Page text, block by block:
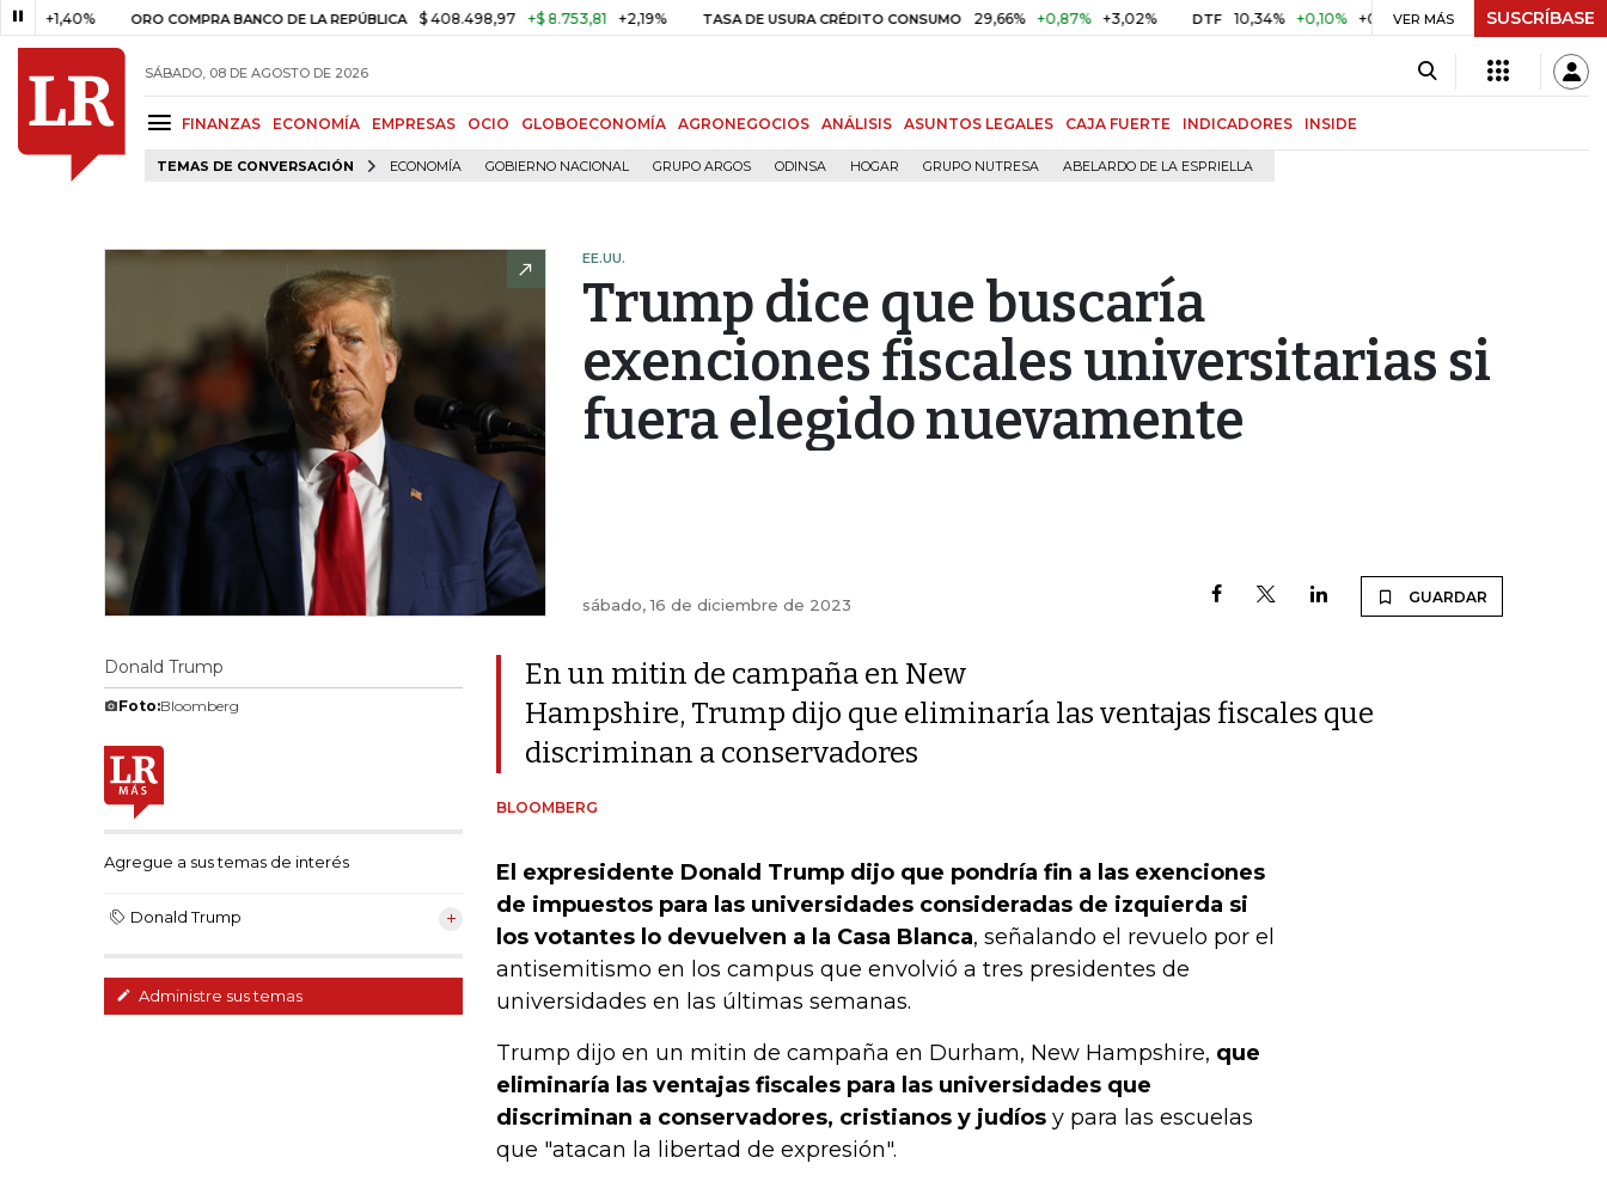
ORO COMPRA BANCO DE LA REPÚBLICA $ 408.498,97 +$ 8.753,81 +2,19% TASA DE USURA CRÉDITO CONSUMO 29,66% +0,87% +3,02% DTF 10,34% +0,10% +0,98% UVR $ 416,96 +$ 0,05
VER MÁS SUSCRÍBASE
SÁBADO, 08 DE AGOSTO DE 2026
FINANZAS ECONOMÍA EMPRESAS OCIO GLOBOECONOMÍA AGRONEGOCIOS ANÁLISIS ASUNTOS LEGALES CAJA FUERTE INDICADORES INSIDE
TEMAS DE CONVERSACIÓN ECONOMÍA GOBIERNO NACIONAL GRUPO ARGOS ODINSA HOGAR GRUPO NUTRESA ABELARDO DE LA ESPRIELLA
EE.UU.
Trump dice que buscaría
exenciones fiscales universitarias si
fuera elegido nuevamente
sábado, 16 de diciembre de 2023 GUARDAR
Donald Trump
Foto:Bloomberg
Agregue a sus temas de interés
Donald Trump
Administre sus temas
En un mitin de campaña en New
Hampshire, Trump dijo que eliminaría las ventajas fiscales que
discriminan a conservadores
BLOOMBERG
El expresidente Donald Trump dijo que pondría fin a las exenciones
de impuestos para las universidades consideradas de izquierda si
los votantes lo devuelven a la Casa Blanca, señalando el revuelo por el
antisemitismo en los campus que envolvió a tres presidentes de
universidades en las últimas semanas.
Trump dijo en un mitin de campaña en Durham, New Hampshire, que
eliminaría las ventajas fiscales para las universidades que
discriminan a conservadores, cristianos y judíos y para las escuelas
que "atacan la libertad de expresión".